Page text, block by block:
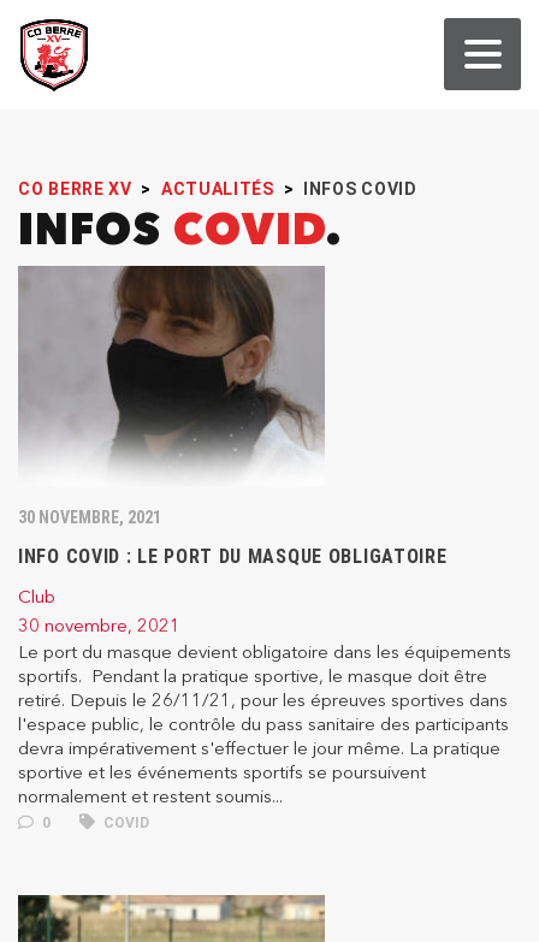
CO BERRE XV > ACTUALITÉS > INFOS COVID
INFOS COVID
30 NOVEMBRE, 2021
INFO COVID : LE PORT DU MASQUE OBLIGATOIRE
Club
30 novembre, 2021
Le port du masque devient obligatoire dans les équipements
sportifs. Pendant la pratique sportive, le masque doit être
retiré. Depuis le 26/11/21, pour les épreuves sportives dans
l'espace public, le contrôle du pass sanitaire des participants
devra impérativement s'effectuer le jour même. La pratique
sportive et les événements sportifs se poursuivent
normalement et restent soumis...
0 COVID